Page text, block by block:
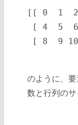
[[ 0  1
[ 4  5
のように、
数と行列のサ